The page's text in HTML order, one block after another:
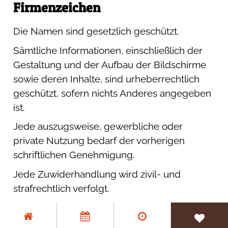
Partner & Kooperationen
Firmenzeichen
Die Namen sind gesetzlich geschützt.
Sämtliche Informationen, einschließlich der
Gestaltung und der Aufbau der Bildschirme
sowie deren Inhalte, sind urheberrechtlich
geschützt, sofern nichts Anderes angegeben
ist.
Jede auszugsweise, gewerbliche oder
private Nutzung bedarf der vorherigen
schriftlichen Genehmigung.
Jede Zuwiderhandlung wird zivil- und
strafrechtlich verfolgt.